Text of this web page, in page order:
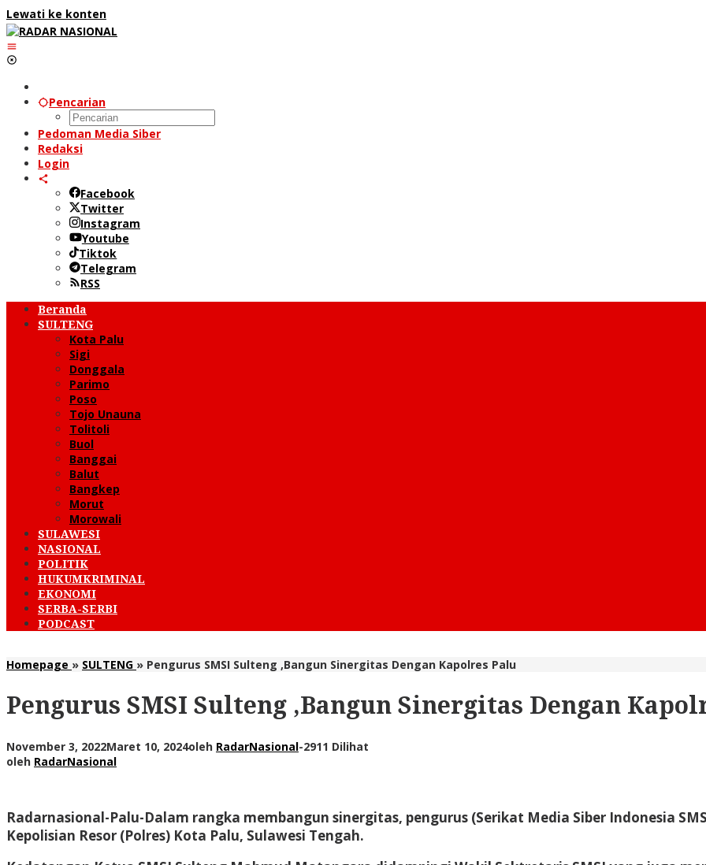
Lewati ke konten
Pencarian
Pedoman Media Siber
Redaksi
Login
Facebook
Twitter
Instagram
Youtube
Tiktok
Telegram
RSS
Beranda
SULTENG
Kota Palu
Sigi
Donggala
Parimo
Poso
Tojo Unauna
Tolitoli
Buol
Banggai
Balut
Bangkep
Morut
Morowali
SULAWESI
NASIONAL
POLITIK
HUKUMKRIMINAL
EKONOMI
SERBA-SERBI
PODCAST
Homepage » SULTENG » Pengurus SMSI Sulteng ,Bangun Sinergitas Dengan Kapolres Palu
Pengurus SMSI Sulteng ,Bangun Sinergitas Dengan
November 3, 2022Maret 10, 2024oleh RadarNasional-2911 Dilihat
oleh RadarNasional
Radarnasional-Palu-Dalam rangka membangun sinergitas, pengurus (Serikat Media Siber Indonesia
Kepolisian Resor (Polres) Kota Palu, Sulawesi Tengah.